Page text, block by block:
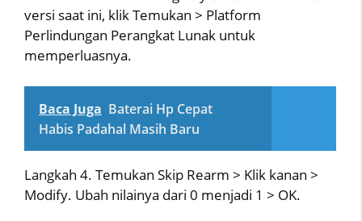
versi saat ini, klik Temukan > Platform
Perlindungan Perangkat Lunak untuk
memperluasnya.
Baca Juga Baterai Hp Cepat
Habis Padahal Masih Baru
Langkah 4. Temukan Skip Rearm > Klik kanan >
Modify. Ubah nilainya dari 0 menjadi 1 > OK.